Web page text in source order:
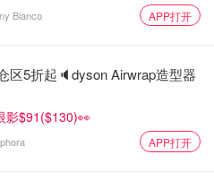
Bianco APP打开
区5折起🔈dyson Airwrap造型器
影$91($130)👀
APP打开